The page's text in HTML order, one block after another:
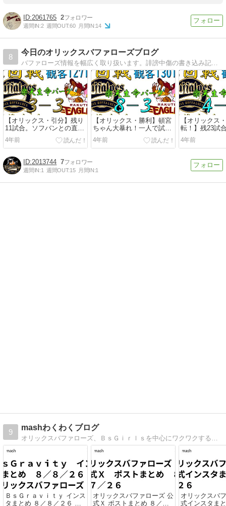
2061765 2
週間IN:2 週間OUT:60 月間IN:14
8
今日のオリックスバファローズブログ
バファローズ情報を幅広く取り扱います。誹謗中傷の書き込み記事はございません。対戦相手にも注目して記事を作っているので対戦球団ファンもぜひ注目してもらいたいです。
【オリックス・引分】残り
11試合。ソフバンとの直接
対決３試合、どうなる？！
4年前
【オリックス・勝利】頓宮
ちゃん大暴れ！一人で試合
を決める。田嶋、驚異の勝
運！
4年前
【オリックス
転！】残23試
ム差を打ち砕
連覇へ。
4年前
2013744 7
週間IN:1 週間OUT:15 月間IN:1
9
mashわくわくブログ
ＢｓＧｒａｖｉｔｙ インス
タまとめ ８／８／２６ オ
オリックスバファローズ 公
式Ｘ ポストまとめ ８／７
オリックスバ
式インスタま